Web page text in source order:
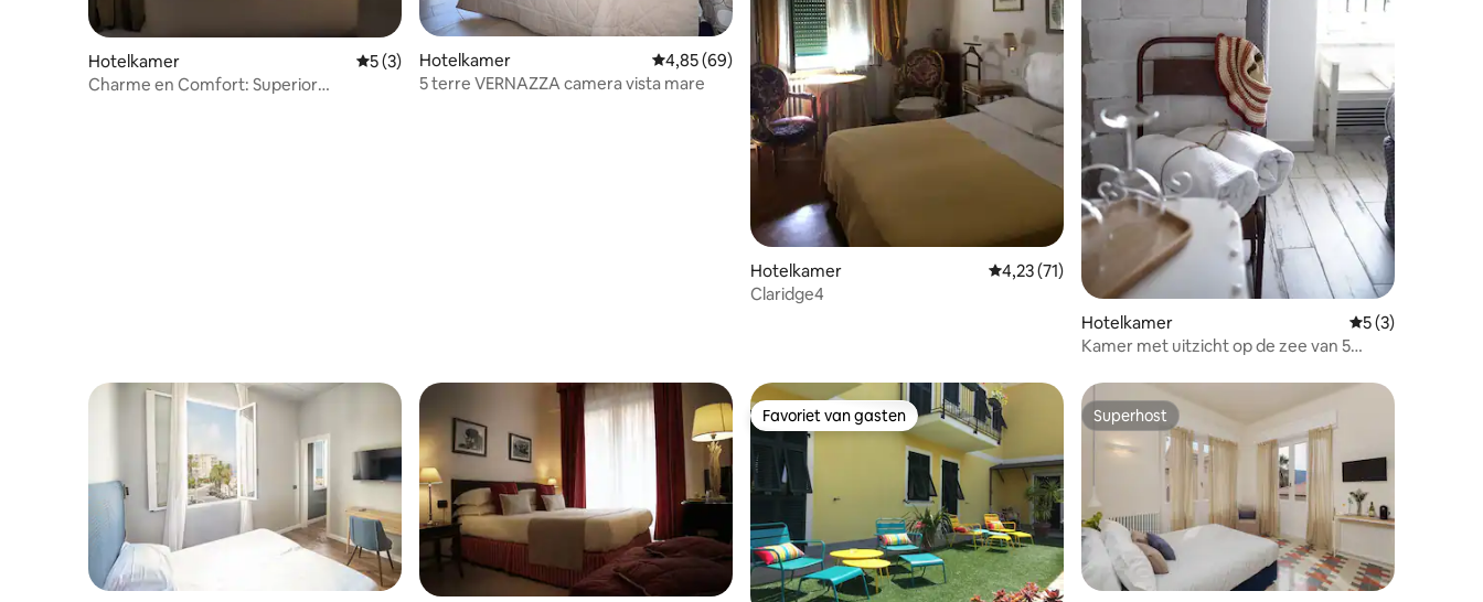
Hotelkamer Gemiddelde beoordeling van 5 op 5, 3 recensies
5 (3)
Charme en Comfort: Superior
Hotelkamer Gemiddelde beoordeling van 4,85 op 5, 69 recensies
4,85 (69)
5 terre VERNAZZA camera vista mare
Hotelkamer Gemiddelde beoordeling van 4,23 op 5, 71 recensies
4,23 (71)
Claridge4
Hotelkamer
Gemiddelde
5 (3)
Kamer met uitzicht op de zee van 5
Favoriet van gasten
Favoriet van gasten Superhost
Superhost